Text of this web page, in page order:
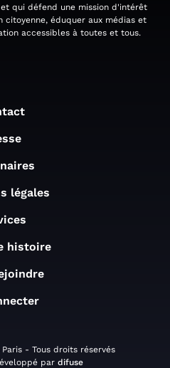
qui défend une mission d'intérêt
citoyenne, éduquer aux médias et
accessibles à toutes et tous.
légales
histoire
- Tous droits réservés
par difuse